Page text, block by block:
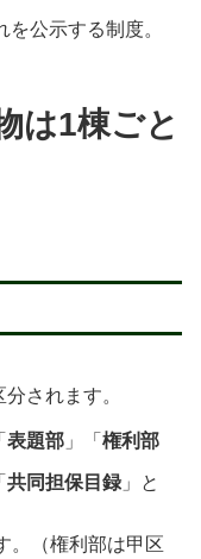
公示する制度。
は1棟ごと
されます。
表題部 」「権利部
共同担保目録 」と
。（権利部は甲区